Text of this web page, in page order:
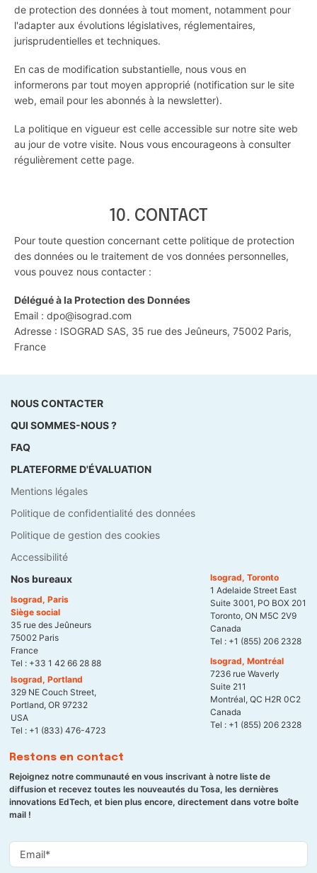
de protection des données à tout moment, notamment pour
l'adapter aux évolutions législatives, réglementaires,
jurisprudentielles et techniques.
En cas de modification substantielle, nous vous en
informerons par tout moyen approprié (notification sur le site
web, email pour les abonnés à la newsletter).
La politique en vigueur est celle accessible sur notre site web
au jour de votre visite. Nous vous encourageons à consulter
régulièrement cette page.
10. CONTACT
Pour toute question concernant cette politique de protection
des données ou le traitement de vos données personnelles,
vous pouvez nous contacter :
Délégué à la Protection des Données
Email : dpo@isograd.com
Adresse : ISOGRAD SAS, 35 rue des Jeûneurs, 75002 Paris,
France
NOUS CONTACTER
QUI SOMMES-NOUS ?
FAQ
PLATEFORME D'ÉVALUATION
Mentions légales
Politique de confidentialité des données
Politique de gestion des cookies
Accessibilité
Nos bureaux
Isograd, Paris
Siège social
35 rue des Jeûneurs
75002 Paris
France
Tel : +33 1 42 66 28 88
Isograd, Portland
329 NE Couch Street,
Portland, OR 97232
USA
Tel : +1 (833) 476-4723
Isograd, Toronto
1 Adelaide Street East
Suite 3001, PO BOX 201
Toronto, ON M5C 2V9
Canada
Tel : +1 (855) 206 2328
Isograd, Montréal
7236 rue Waverly
Suite 211
Montréal, QC H2R 0C2
Canada
Tel : +1 (855) 206 2328
Restons en contact
Rejoignez notre communauté en vous inscrivant à notre liste de
diffusion et recevez toutes les nouveautés du Tosa, les dernières
innovations EdTech, et bien plus encore, directement dans votre boîte
mail !